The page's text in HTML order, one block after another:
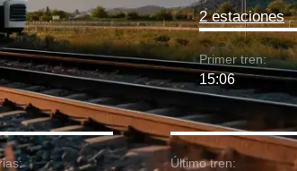
2 estaciones
Primer tren:
15:06
Último tren: